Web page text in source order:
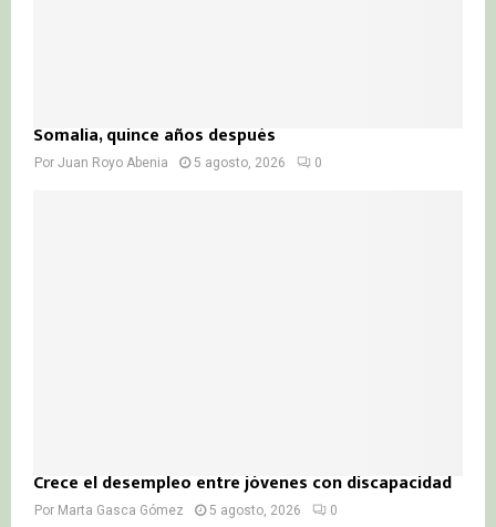
Somalia, quince años después
Por Juan Royo Abenia 5 agosto, 2026 0
Crece el desempleo entre jóvenes con discapacidad
Por Marta Gasca Gómez 5 agosto, 2026 0